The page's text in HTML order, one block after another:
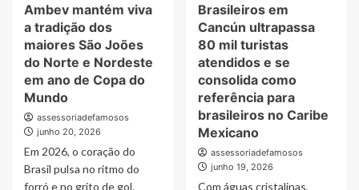
de
tiro
Brasil
Ambev mantém viva
a tradição dos
maiores São Joões
do Norte e Nordeste
em ano de Copa do
Mundo
assessoriadefamosos
junho 20, 2026
Em 2026, o coração do
Brasil pulsa no ritmo do
forró e no grito de gol.
Brasileiros em
Cancún ultrapassa
80 mil turistas
atendidos e se
consolida como
referência para
brasileiros no Caribe
Mexicano
assessoriadefamosos
junho 19, 2026
Com águas cristalinas,